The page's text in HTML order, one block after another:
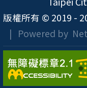
版權所有 © 2019 -
| Powered by